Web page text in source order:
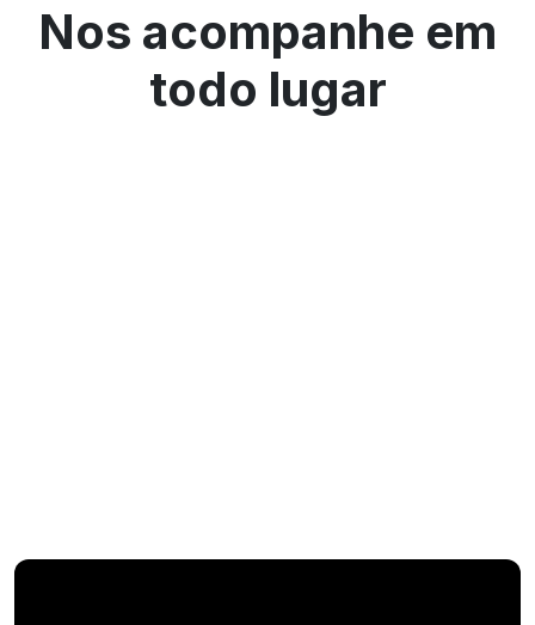
Nos acompanhe em
todo lugar